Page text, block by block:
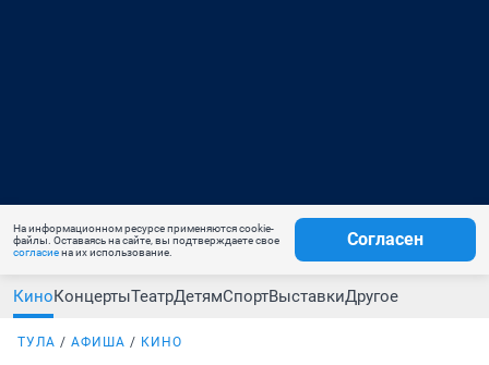
На информационном ресурсе применяются cookie-
файлы. Оставаясь на сайте, вы подтверждаете свое
согласиена их использование.
Согласен
КиноКонцертыТеатрДетямСпортВыставкиДругое
ТУЛА АФИША КИНО